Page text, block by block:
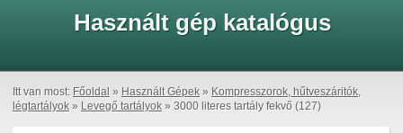
Használt gép katalógus
Itt van most: Főoldal » Használt Gépek » Kompresszorok, hűtveszáritók,
légtartályok » Levegő tartályok » 3000 literes tartály fekvő (127)